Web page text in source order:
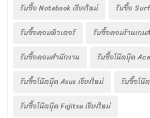
รับซื้อ Notebook เชียงใหม่
รับซื้อ
รับซื้อคอมพิวเตอร์
รับซื้อคอมร้านเกม
รับซื้อคอมสำนักงาน
รับซื้อโน๊ตบุ๊ค
รับซื้อโน๊ตบุ๊ค Asus เชียงใหม่
รับซื้อโน๊
รับซื้อโน๊ตบุ๊ค Fujitsu เชียงใหม่